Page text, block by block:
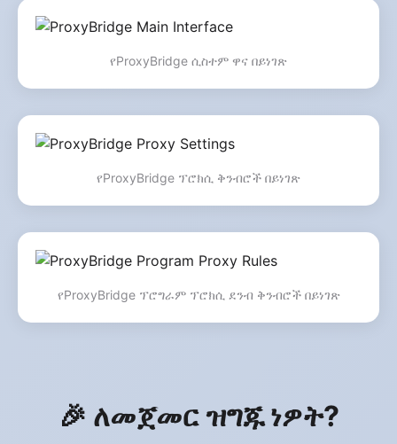
የProxyBridge ሲስተም ዋና በይነገጽ
የProxyBridge ፕሮክሲ ቅንብሮች በይነገጽ
የProxyBridge ፕሮግራም ፕሮክሲ ደንብ ቅንብሮች በይነገጽ
🎉 ለመጀመር ዝግጁ ነዎት?